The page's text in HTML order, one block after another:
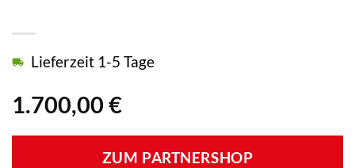
1.700,00 €
Lieferzeit 1-5 Tage
ZUM PARTNERSHOP